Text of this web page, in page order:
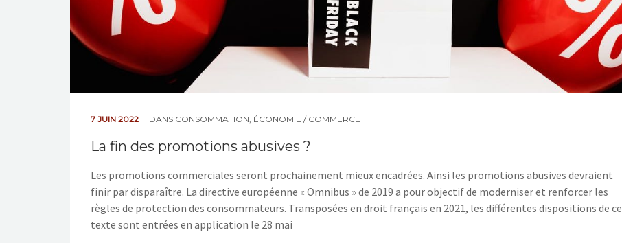
7 JUIN 2022 DANS CONSOMMATION, ÉCONOMIE / COMMERCE
La fin des promotions abusives ?
Les promotions commerciales seront prochainement mieux encadrées. Ainsi les promotions abusives devraient
finir par disparaître. La directive européenne « Omnibus » de 2019 a pour objectif de moderniser et renforcer les
règles de protection des consommateurs. Transposées en droit français en 2021, les différentes dispositions de ce
texte sont entrées en application le 28 mai